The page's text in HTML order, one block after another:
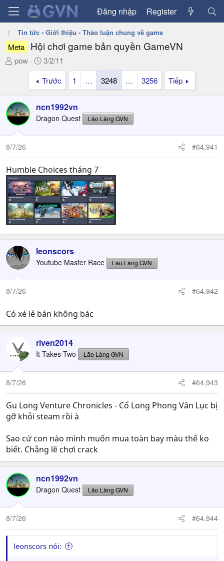
Đăng nhập Register
Tin tức - Giới thiệu - Thảo luận chung về game
Meta Hội chơi game bản quyền GameVN
T
a
d
s
t
a
e
r
pow
N
g
à
y
ử
i
3/2/11
Trước
1 … 3248 … 3256 Tiếp
ncn1992vn
Dragon Quest Lão Làng GVN
8/7/26 #64,941
Humble Choices tháng 7
leonscors
Youtube Master Race Lão Làng GVN
8/7/26 #64,942
Có xé lẻ bán không bác
riven2014
It Takes Two Lão Làng GVN
8/7/26 #64,943
Gu Long Venture Chronicles - Cổ Long Phong Vân Lục bị
gỡ khỏi steam rồi à
Sao cứ con nào mình muốn mua toàn bay màu thế ko
biết. Chẳng lẽ chơi crack
ncn1992vn
Dragon Quest Lão Làng GVN
8/7/26 #64,944
leonscors nói: